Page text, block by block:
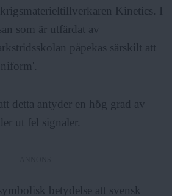
Kinetics. I
som är utfärdat av
påpekas särskilt att
detta antyder en hög grad av
ut fel signaler.
betydelse att svensk